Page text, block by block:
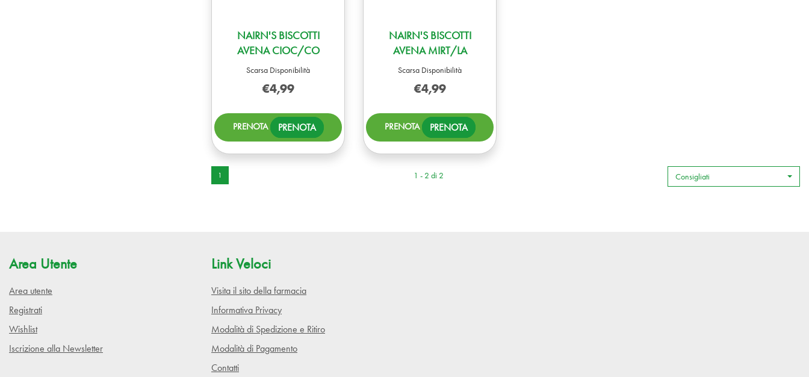
NAIRN'S BISCOTTI
AVENA CIOC/CO
Scarsa Disponibilità
€4,99
PRENOTA PRENOTA NAIRN'S
BISCOTTI
AVENA
NAIRN'S BISCOTTI
AVENA MIRT/LA
Scarsa Disponibilità
€4,99
PRENOTA PRENOTA NAIRN'S
BISCOTTI
AVENA
1 1 - 2 di 2 Consigliati
Area Utente
Area utente
Registrati
Wishlist
Iscrizione alla Newsletter
Link Veloci
Visita il sito della farmacia
Informativa Privacy
Modalità di Spedizione e Ritiro
Modalità di Pagamento
Contatti